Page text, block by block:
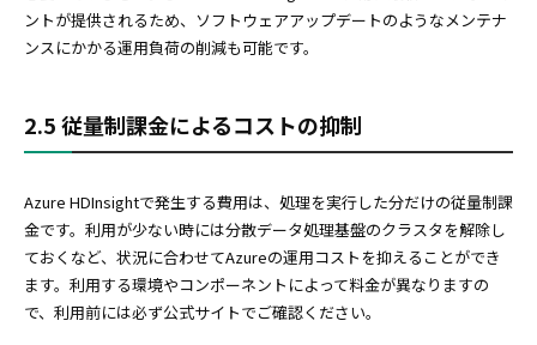
ントが提供されるため、ソフトウェアアップデートのようなメンテナ
ンスにかかる運用負荷の削減も可能です。
2.5 従量制課金によるコストの抑制
Azure HDInsightで発生する費用は、処理を実行した分だけの従量制課
金です。利用が少ない時には分散データ処理基盤のクラスタを解除し
ておくなど、状況に合わせてAzureの運用コストを抑えることができ
ます。利用する環境やコンポーネントによって料金が異なりますの
で、利用前には必ず公式サイトでご確認ください。